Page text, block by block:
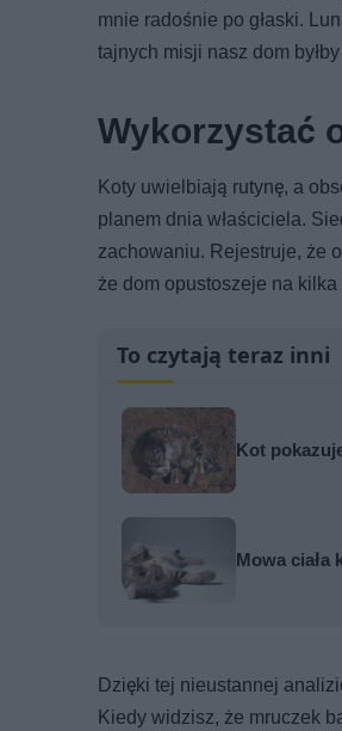
mnie radośnie po głaski.
tajnych misji nasz dom
Wykorzystać
Koty uwielbiają rutynę, a
planem dnia właściciela.
zachowaniu. Rejestruje, że
że dom opustoszeje na kilka
To czytają teraz inni
Kot
Mowa ciała
Dzięki tej nieustannej
Kiedy widzisz, że mruczek